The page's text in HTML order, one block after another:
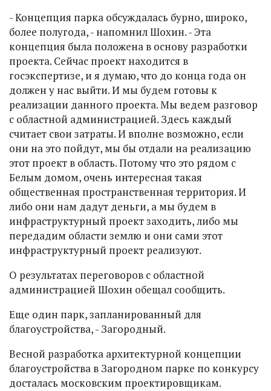
- Концепция парка обсуждалась бурно, широко,
более полугода, - напомнил Шохин. - Эта
концепция была положена в основу разработки
проекта. Сейчас проект находится в
госэкспертизе, и я думаю, что до конца года он
должен у нас выйти. И мы будем готовы к
реализации данного проекта. Мы ведем разговор
с областной администрацией. Здесь каждый
считает свои затраты. И вполне возможно, если
они на это пойдут, мы бы отдали на реализацию
этот проект в область. Потому что это рядом с
Белым домом, очень интересная такая
общественная пространственная территория. И
либо они нам дадут деньги, а мы будем в
инфраструктурный проект заходить, либо мы
передадим области землю и они сами этот
инфраструктурный проект реализуют.
О результатах переговоров с областной
администрацией Шохин обещал сообщить.
Еще один парк, запланированный для
благоустройства, - Загородный.
Весной разработка архитектурной концепции
благоустройства в Загородном парке по конкурсу
досталась московским проектировщикам.